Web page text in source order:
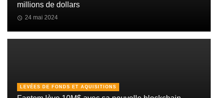
millions de dollars
24 mai 2024
LEVÉES DE FONDS ET AQUISITIONS